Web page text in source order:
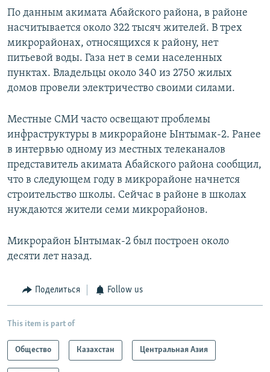
По данным акимата Абайского района, в районе
насчитывается около 322 тысяч жителей. В трех
микрорайонах, относящихся к району, нет
питьевой воды. Газа нет в семи населенных
пунктах. Владельцы около 340 из 2750 жилых
домов провели электричество своими силами.
Местные СМИ часто освещают проблемы
инфраструктуры в микрорайоне Ынтымак-2. Ранее
в интервью одному из местных телеканалов
представитель акимата Абайского района сообщил,
что в следующем году в микрорайоне начнется
строительство школы. Сейчас в районе в школах
нуждаются жители семи микрорайонов.
Микрорайон Ынтымак-2 был построен около
десяти лет назад.
Поделиться Follow us
This item is part of
Общество Казахстан Центральная Азия